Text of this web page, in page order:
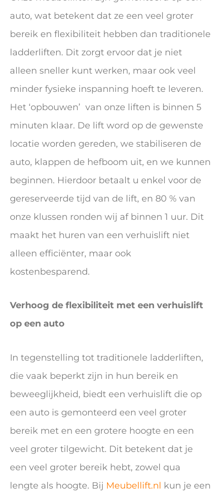
auto, wat betekent dat ze een veel groter
bereik en flexibiliteit hebben dan traditionele
ladderliften. Dit zorgt ervoor dat je niet
alleen sneller kunt werken, maar ook veel
minder fysieke inspanning hoeft te leveren.
Het ‘opbouwen’ van onze liften is binnen 5
minuten klaar. De lift word op de gewenste
locatie worden gereden, we stabiliseren de
auto, klappen de hefboom uit, en we kunnen
beginnen. Hierdoor betaalt u enkel voor de
gereserveerde tijd van de lift, en 80 % van
onze klussen ronden wij af binnen 1 uur. Dit
maakt het huren van een verhuislift niet
alleen efficiënter, maar ook
kostenbesparend.
Verhoog de flexibiliteit met een verhuislift
op een auto
In tegenstelling tot traditionele ladderliften,
die vaak beperkt zijn in hun bereik en
beweeglijkheid, biedt een verhuislift die op
een auto is gemonteerd een veel groter
bereik met en een grotere hoogte en een
veel groter tilgewicht. Dit betekent dat je
een veel groter bereik hebt, zowel qua
lengte als hoogte. Bij Meubellift.nl kun je een